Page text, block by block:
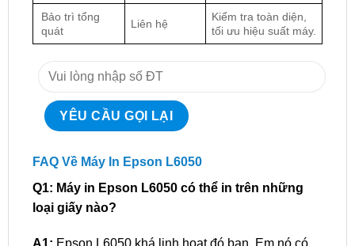
Bảo trì tổng
quát
Liên hệ
Kiểm tra toàn diện,
tối ưu hiệu suất máy.
FAQ Về Máy In Epson L6050
Q1: Máy in Epson L6050 có thể in trên những
loại giấy nào?